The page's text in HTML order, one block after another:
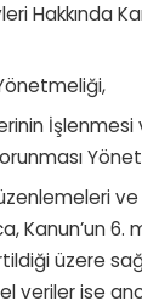
Hakkında
İşlenmesi
Kanun’un 6.
üzere
veriler ise